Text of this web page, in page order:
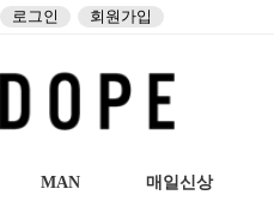
로그인 회원가입
MAN 매일신상